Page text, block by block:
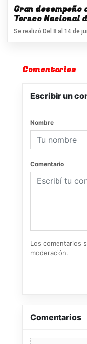
Gran
Torneo Nacional
Se realizó Del 8 al 14 de
Comentarios
Escribir un
Nombre
Comentario
Los comentarios
moderación.
Comentarios